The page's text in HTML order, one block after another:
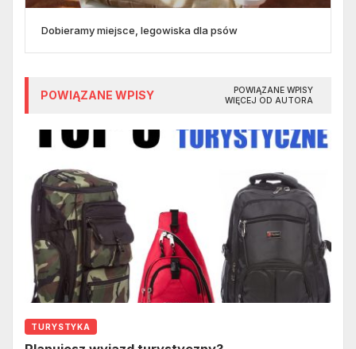
Dobieramy miejsce, legowiska dla psów
POWIĄZANE WPISY
POWIĄZANE WPISY
WIĘCEJ OD AUTORA
TURYSTYKA